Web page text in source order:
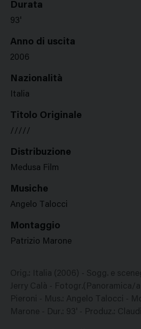
Durata
93'
Anno di uscita
2006
Nazionalità
Italia
Titolo Originale
/////
Distribuzione
Medusa Film
Musiche
Angelo Talocci
Montaggio
Patrizio Marone
Orig.: Italia (2006) - Sogg. e
Jerry Calà - Fotogr.(Panoramica/
Pieroni - Mus.: Angelo Talocci -
Marone - Dur.: 93' - Produz.: